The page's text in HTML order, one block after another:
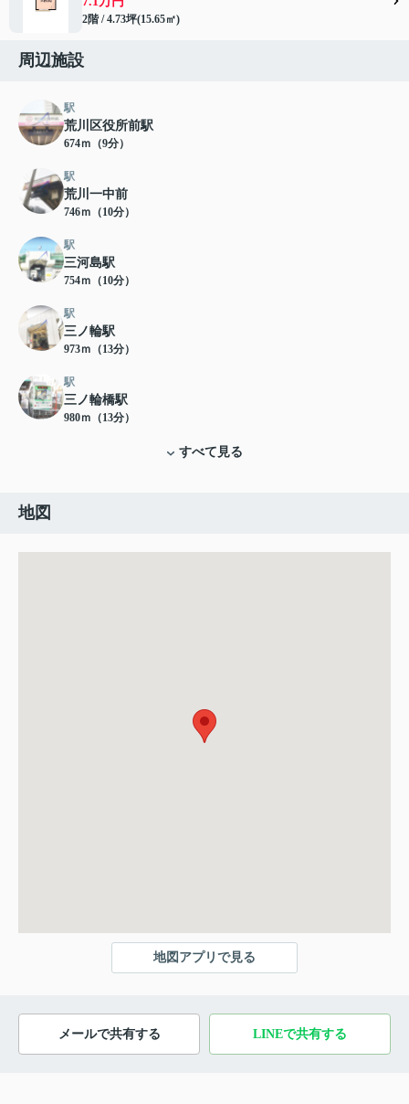
2階 / 4.73坪(15.65㎡)
周辺施設
駅
荒川区役所前駅
674ｍ（9分）
駅
荒川一中前
746ｍ（10分）
駅
三河島駅
754ｍ（10分）
駅
三ノ輪駅
973ｍ（13分）
駅
三ノ輪橋駅
980ｍ（13分）
すべて見る
地図
地図アプリで見る
メールで共有する LINEで共有する